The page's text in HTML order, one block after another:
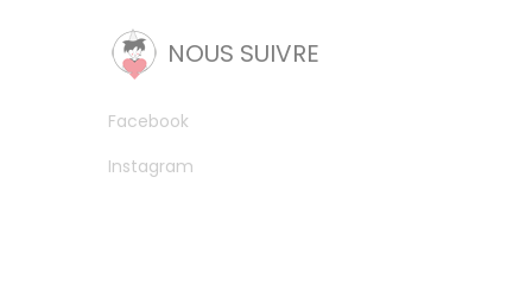
NOUS SUIVRE
Facebook
Instagram